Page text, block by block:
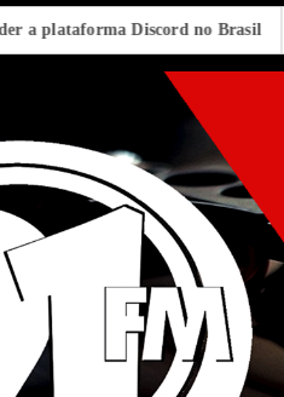
Discord no Brasil